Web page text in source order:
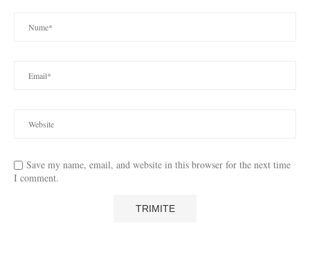
Save my name, email, and website in this browser for the next time
I comment.